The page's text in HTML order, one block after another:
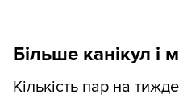
Більше канікул і
Кількість пар на